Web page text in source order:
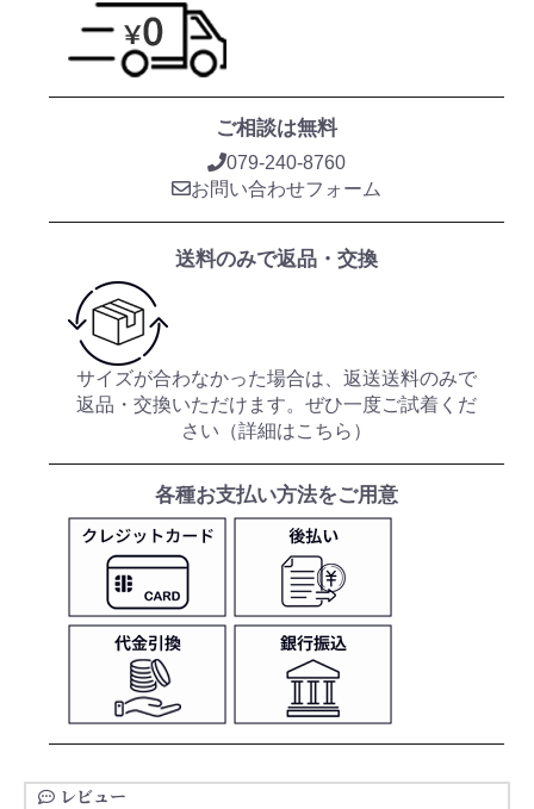
ご相談は無料
079-240-8760
お問い合わせフォーム
送料のみで返品・交換
サイズが合わなかった場合は、返送送料のみで
返品・交換いただけます。ぜひ一度ご試着くだ
さい（詳細はこちら ）
各種お支払い方法をご用意
レビュー